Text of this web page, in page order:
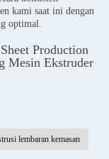
kami saat ini dengan
optimal.
lembaran kemasan